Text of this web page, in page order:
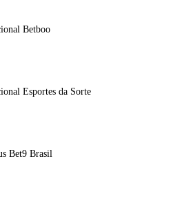
Betboo
Esportes da Sorte
Bet9 Brasil